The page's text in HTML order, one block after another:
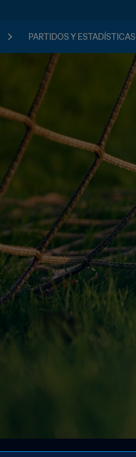
PARTIDOS Y ESTADÍSTICAS